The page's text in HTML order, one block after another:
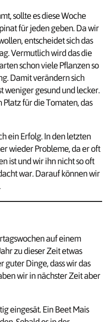
sollte es diese Woche
für jeden geben. Da wir
entscheidet sich das
Vermutlich wird das die
schon viele Pflanzen so
Damit verändern sich
weniger gesund und lecker.
für die Tomaten, das
ein Erfolg. In den letzten
wieder Probleme, da er oft
ist und wir ihn nicht so oft
war. Darauf können wir
auf einem
zu dieser Zeit etwas
guter Dinge, dass wir das
wir in nächster Zeit aber
eingesät. Ein Beet Mais